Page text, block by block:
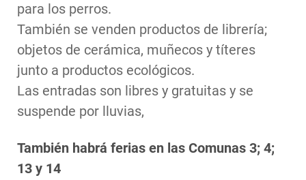
para los perros.
También se venden productos de librería;
objetos de cerámica, muñecos y títeres
junto a productos ecológicos.
Las entradas son libres y gratuitas y se
suspende por lluvias,
También habrá ferias en las Comunas 3; 4;
13 y 14